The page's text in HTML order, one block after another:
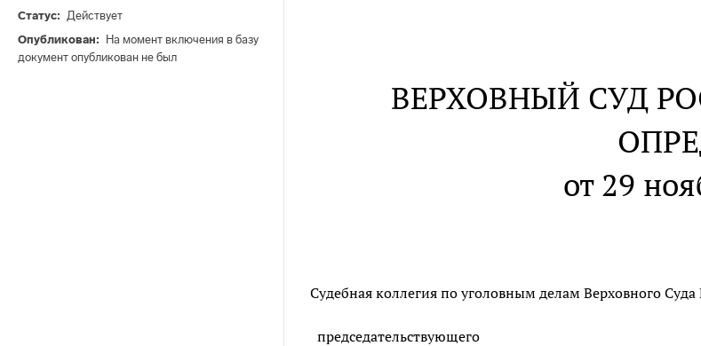
Статус
Действует
Опубликован
На момент включения в базу
документ опубликован не был
ВЕРХОВНЫЙ СУД
от 29
Судебная коллегия по уголовным делам Верховного
председательствующего